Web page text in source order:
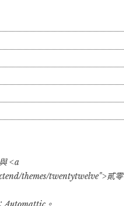
<a
themes/twentytwelve">貳零